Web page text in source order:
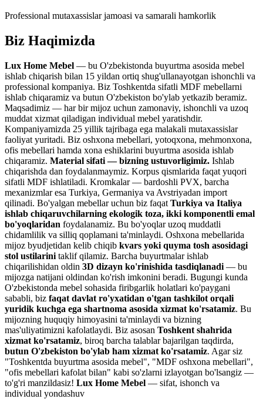
Professional mutaxassislar jamoasi va samarali hamkorlik
Biz Haqimizda
Lux Home Mebel — bu O'zbekistonda buyurtma asosida mebel
ishlab chiqarish bilan 15 yildan ortiq shug'ullanayotgan ishonchli va
professional kompaniya. Biz Toshkentda sifatli MDF mebellarni
ishlab chiqaramiz va butun O'zbekiston bo'ylab yetkazib beramiz.
Maqsadimiz — har bir mijoz uchun zamonaviy, ishonchli va uzoq
muddat xizmat qiladigan individual mebel yaratishdir.
Kompaniyamizda 25 yillik tajribaga ega malakali mutaxassislar
faoliyat yuritadi. Biz oshxona mebellari, yotoqxona, mehmonxona,
ofis mebellari hamda xona eshiklarini buyurtma asosida ishlab
chiqaramiz. Material sifati — bizning ustuvorligimiz. Ishlab
chiqarishda dan foydalanmaymiz. Korpus qismlarida faqat yuqori
sifatli MDF ishlatiladi. Kromkalar — bardoshli PVX, barcha
mexanizmlar esa Turkiya, Germaniya va Avstriyadan import
qilinadi. Bo'yalgan mebellar uchun biz faqat Turkiya va Italiya
ishlab chiqaruvchilarning ekologik toza, ikki komponentli emal
bo'yoqlaridan foydalanamiz. Bu bo'yoqlar uzoq muddatli
chidamlilik va silliq qoplamani ta'minlaydi. Oshxona mebellarida
mijoz byudjetidan kelib chiqib kvars yoki quyma tosh asosidagi
stol ustilarini taklif qilamiz. Barcha buyurtmalar ishlab
chiqarilishidan oldin 3D dizayn ko'rinishida tasdiqlanadi — bu
mijozga natijani oldindan ko'rish imkonini beradi. Bugungi kunda
O'zbekistonda mebel sohasida firibgarlik holatlari ko'paygani
sababli, biz faqat davlat ro'yxatidan o'tgan tashkilot orqali
yuridik kuchga ega shartnoma asosida xizmat ko'rsatamiz. Bu
mijozning huquqiy himoyasini ta'minlaydi va bizning
mas'uliyatimizni kafolatlaydi. Biz asosan Toshkent shahrida
xizmat ko'rsatamiz, biroq barcha talablar bajarilgan taqdirda,
butun O'zbekiston bo'ylab ham xizmat ko'rsatamiz. Agar siz
"Toshkentda buyurtma asosida mebel", "MDF oshxona mebellari",
"ofis mebellari kafolat bilan" kabi so'zlarni izlayotgan bo'lsangiz —
to'g'ri manzildasiz! Lux Home Mebel — sifat, ishonch va
individual yondashuv